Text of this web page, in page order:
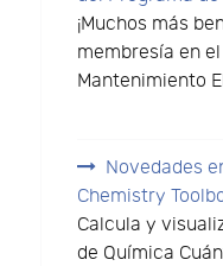
¡Muchos más
membresía en
Mantenimiento
Novedades
Chemistry
Calcula y
de Química